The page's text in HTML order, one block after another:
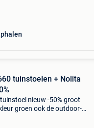
tuinstoelen + Nolita
nieuw -50% groot
groen ook de outdoor-